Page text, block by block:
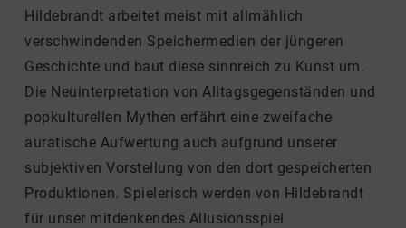
Hildebrandt arbeitet meist mit allmählich
verschwindenden Speichermedien der jüngeren
Geschichte und baut diese sinnreich zu Kunst um.
Die Neuinterpretation von Alltagsgegenständen und
popkulturellen Mythen erfährt eine zweifache
auratische Aufwertung auch aufgrund unserer
subjektiven Vorstellung von den dort gespeicherten
Produktionen. Spielerisch werden von Hildebrandt
für unser mitdenkendes Allusionsspiel